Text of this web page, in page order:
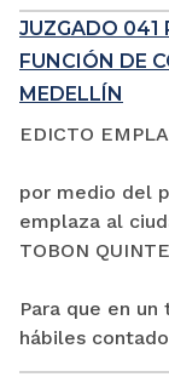
JUZGADO 041
FUNCIÓN DE
MEDELLÍN
EDICTO
por medio del
emplaza al
TOBON
Para que en
hábiles